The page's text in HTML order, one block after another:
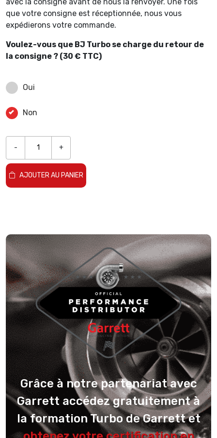
que votre consigne est réceptionnée, nous vous
expédierons votre commande.
Voulez-vous que BJ Turbo se charge du retour de
la consigne ? (30 € TTC)
Oui
Non
- +
AJOUTER AU PANIER
Grâce à notre partenariat avec
Garrett accédez gratuitement à
la formation Turbo de Garrett et